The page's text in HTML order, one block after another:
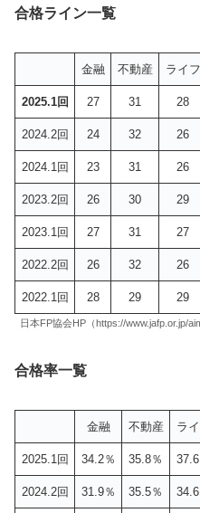
合格ライン一覧
金融 不動産 ライフ
2025.1回 27 31 28
2024.2回 24 32 26
2024.1回 23 31 26
2023.2回 26 30 29
2023.1回 27 31 27
2022.2回 26 32 26
2022.1回 28 29 29
日本FP協会HP（https://www.jafp.or.jp/
合格率一覧
金融 不動産 ラ
2025.1回 34.2％ 35.8％
2024.2回 31.9％ 35.5％